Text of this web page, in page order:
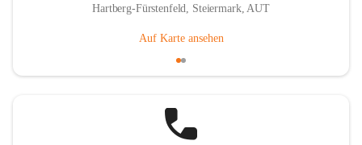
Hartberg-Fürstenfeld, Steiermark, AUT
Auf Karte ansehen